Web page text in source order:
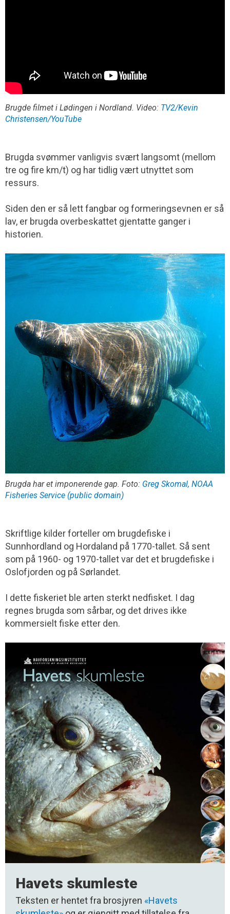
Brugde filmet i Lødingen i Nordland. Video: TV2/Kevin
Christensen/YouTube
Brugda svømmer vanligvis svært langsomt (mellom
tre og fire km/t) og har tidlig vært utnyttet som
ressurs.
Siden den er så lett fangbar og formeringsevnen er så
lav, er brugda overbeskattet gjentatte ganger i
historien.
Brugda har et imponerende gap. Foto: Greg Skomal, NOAA
Fisheries Service (public domain)
Skriftlige kilder forteller om brugdefiske i
Sunnhordland og Hordaland på 1770-tallet. Så sent
som på 1960- og 1970-tallet var det et brugdefiske i
Oslofjorden og på Sørlandet.
I dette fiskeriet ble arten sterkt nedfisket. I dag
regnes brugda som sårbar, og det drives ikke
kommersielt fiske etter den.
Havets skumleste
Teksten er hentet fra brosjyren «Havets